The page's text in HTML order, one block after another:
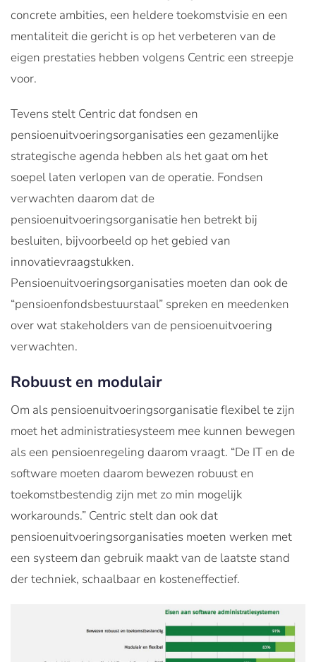
concrete ambities, een heldere toekomstvisie en een
mentaliteit die gericht is op het verbeteren van de
eigen prestaties hebben volgens Centric een streepje
voor.
Tevens stelt Centric dat fondsen en
pensioenuitvoeringsorganisaties een gezamenlijke
strategische agenda hebben als het gaat om het
soepel laten verlopen van de operatie. Fondsen
verwachten daarom dat de
pensioenuitvoeringsorganisatie hen betrekt bij
besluiten, bijvoorbeeld op het gebied van
innovatievraagstukken.
Pensioenuitvoeringsorganisaties moeten dan ook de
“pensioenfondsbestuurstaal” spreken en meedenken
over wat stakeholders van de pensioenuitvoering
verwachten.
Robuust en modulair
Om als pensioenuitvoeringsorganisatie flexibel te zijn
moet het administratiesysteem mee kunnen bewegen
als een pensioenregeling daarom vraagt. “De IT en de
software moeten daarom bewezen robuust en
toekomstbestendig zijn met zo min mogelijk
workarounds.” Centric stelt dan ook dat
pensioenuitvoeringsorganisaties moeten werken met
een systeem dan gebruik maakt van de laatste stand
der techniek, schaalbaar en kosteneffectief.